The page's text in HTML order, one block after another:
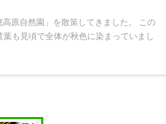
原自然園」を散策してきました。 この
も見頃で全体が秋色に染まっていまし